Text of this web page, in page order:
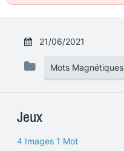
21/06/2021
Mots Magnétiques
Jeux
4 Images 1 Mot